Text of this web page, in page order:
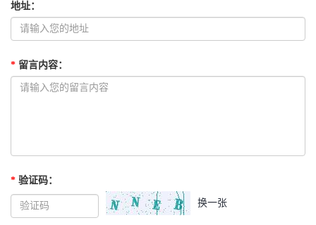
地址：
* 留言内容：
* 验证码：
换一张